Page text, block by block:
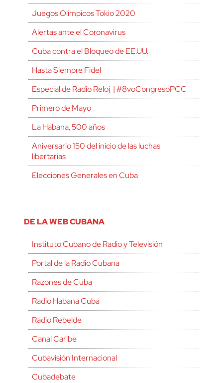
Juegos Olímpicos Tokio 2020
Alertas ante el Coronavirus
Cuba contra el Bloqueo de EE.UU.
Hasta Siempre Fidel
Especial de Radio Reloj | #8voCongresoPCC
Primero de Mayo
La Habana, 500 años
Aniversario 150 del inicio de las luchas
libertarias
Elecciones Generales en Cuba
DE LA WEB CUBANA
Instituto Cubano de Radio y Televisión
Portal de la Radio Cubana
Razones de Cuba
Radio Habana Cuba
Radio Rebelde
Canal Caribe
Cubavisión Internacional
Cubadebate